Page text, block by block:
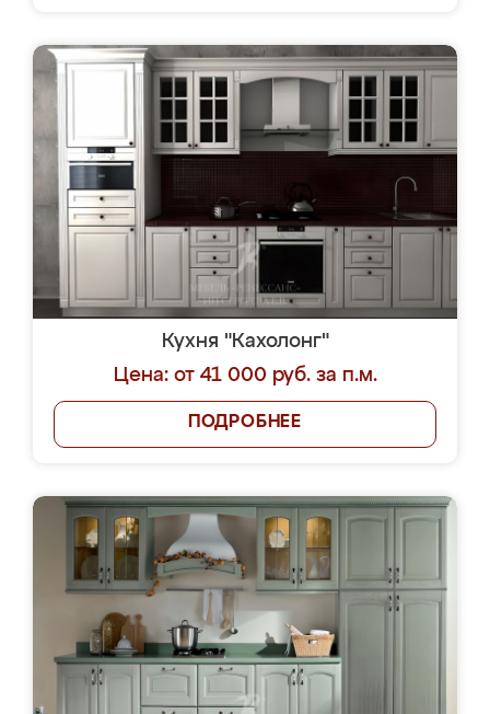
Кухня "Кахолонг"
Цена: от 41 000 руб. за п.м.
ПОДРОБНЕЕ